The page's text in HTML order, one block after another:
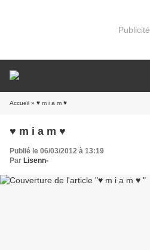
Publicité
Accueil » ♥ m i a m ♥
♥ m i a m ♥
Publié le 06/03/2012 à 13:19
Par Lisenn-